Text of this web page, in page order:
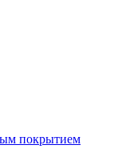
покрытием